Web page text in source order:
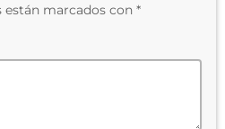
marcados con *